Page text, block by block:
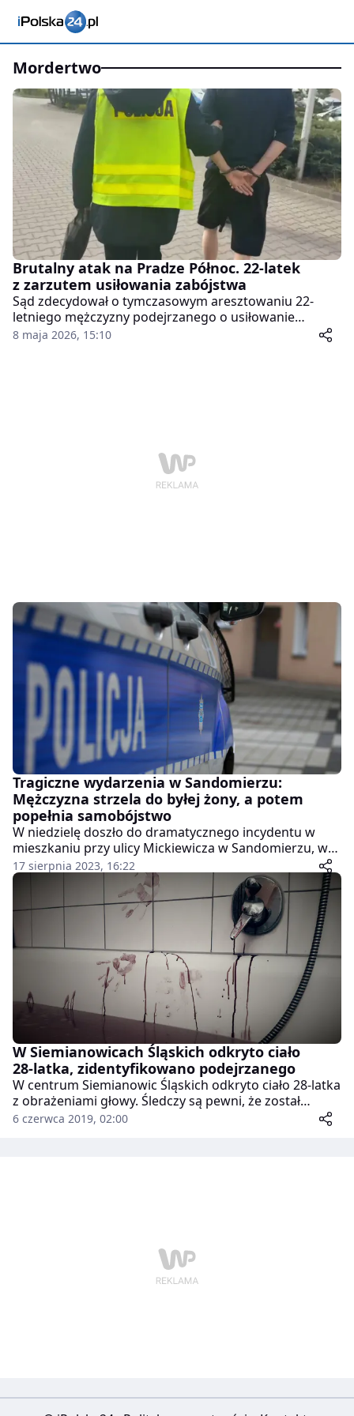
mordertwo
Brutalny atak na Pradze Północ. 22-latek
z zarzutem usiłowania zabójstwa
Sąd zdecydował o tymczasowym aresztowaniu 22-
letniego mężczyzny podejrzanego o usiłowanie
zabójstwa 47-latka na warszawskiej Praga Północ.
8 maja 2026, 15:10
Tragiczne wydarzenia w Sandomierzu:
Mężczyzna strzela do byłej żony, a potem
popełnia samobójstwo
W niedzielę doszło do dramatycznego incydentu w
mieszkaniu przy ulicy Mickiewicza w Sandomierzu, w
którym 48-letnia kobieta została poważnie ranna.
Obecnie przebywa w szpitalu, a jej stan zdrowia jest
17 sierpnia 2023, 16:22
W Siemianowicach Śląskich odkryto ciało
28-latka, zidentyfikowano podejrzanego
W centrum Siemianowic Śląskich odkryto ciało 28-latka
z obrażeniami głowy. Śledczy są pewni, że został
zamordowany. Podejrzany o tę zbrodnię jest
6 czerwca 2019, 02:00